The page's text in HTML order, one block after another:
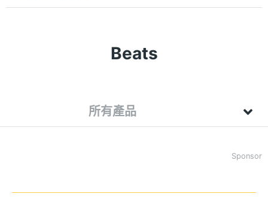
Beats
所有產品
Sponsor